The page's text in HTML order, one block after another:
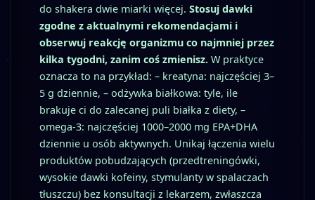
do shakera dwie miarki więcej. Stosuj dawki
zgodne z aktualnymi rekomendacjami i
obserwuj reakcję organizmu co najmniej przez
kilka tygodni, zanim coś zmienisz. W praktyce
oznacza to na przykład: – kreatyna: najczęściej 3–
5 g dziennie, – odżywka białkowa: tyle, ile
brakuje ci do zalecanej puli białka z diety, –
omega‑3: najczęściej 1000–2000 mg EPA+DHA
dziennie u osób aktywnych. Unikaj łączenia wielu
produktów pobudzających (przedtreningówki,
wysokie dawki kofeiny, stymulanty w spalaczach
tłuszczu) bez konsultacji z lekarzem, zwłaszcza